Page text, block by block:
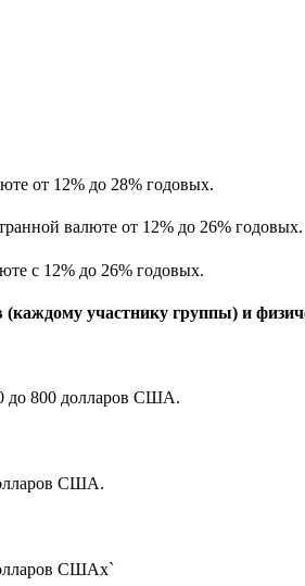
от 12% до 28% годовых.
валюте от 12% до 26% годовых.
с 12% до 26% годовых.
участнику группы) и
до 800 долларов США.
США.
СШАx`